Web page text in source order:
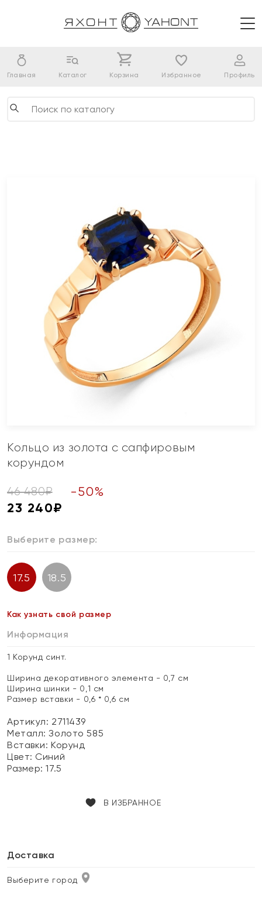
Главная Каталог Корзина Избранное Профиль
Кольцо из золота с сапфировым
корундом
46 480₽ -50%
23 240₽
Выберите размер:
17.5 18.5
Как узнать свой размер
Информация
1 Корунд синт.
Ширина декоративного элемента - 0,7 см
Ширина шинки - 0,1 см
Размер вставки - 0,6 * 0,6 см
Артикул: 2711439
Металл:Золото 585
Вставки:Корунд
Цвет: Синий
Размер:17.5
В ИЗБРАННОЕ
Доставка
Выберите город